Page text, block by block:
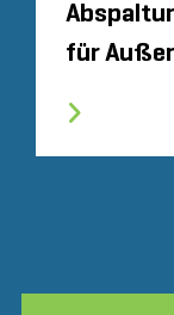
für